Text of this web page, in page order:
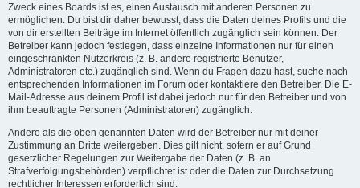
Zweck eines Boards ist es, einen Austausch mit anderen Personen zu
ermöglichen. Du bist dir daher bewusst, dass die Daten deines Profils und die
von dir erstellten Beiträge im Internet öffentlich zugänglich sein können. Der
Betreiber kann jedoch festlegen, dass einzelne Informationen nur für einen
eingeschränkten Nutzerkreis (z. B. andere registrierte Benutzer,
Administratoren etc.) zugänglich sind. Wenn du Fragen dazu hast, suche nach
entsprechenden Informationen im Forum oder kontaktiere den Betreiber. Die E-
Mail-Adresse aus deinem Profil ist dabei jedoch nur für den Betreiber und von
ihm beauftragte Personen (Administratoren) zugänglich.
Andere als die oben genannten Daten wird der Betreiber nur mit deiner
Zustimmung an Dritte weitergeben. Dies gilt nicht, sofern er auf Grund
gesetzlicher Regelungen zur Weitergabe der Daten (z. B. an
Strafverfolgungsbehörden) verpflichtet ist oder die Daten zur Durchsetzung
rechtlicher Interessen erforderlich sind.